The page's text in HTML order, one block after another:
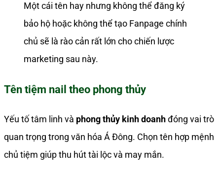
Một cái tên hay nhưng không thể đăng ký
bảo hộ hoặc không thể tạo Fanpage chính
chủ sẽ là rào cản rất lớn cho chiến lược
marketing sau này.
Tên tiệm nail theo phong thủy
Yếu tố tâm linh và phong thủy kinh doanhđóng vai trò
quan trọng trong văn hóa Á Đông. Chọn tên hợp mệnh
chủ tiệm giúp thu hút tài lộc và may mắn.